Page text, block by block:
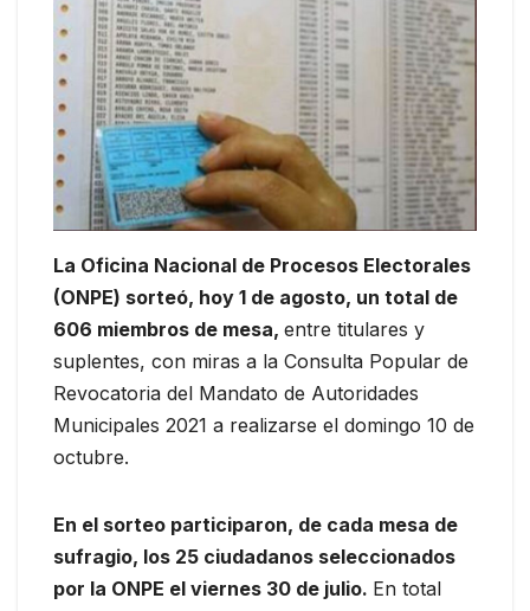
La Oficina Nacional de Procesos Electorales
(ONPE) sorteó, hoy 1 de agosto, un total de
606 miembros de mesa, entre titulares y
suplentes, con miras a la Consulta Popular de
Revocatoria del Mandato de Autoridades
Municipales 2021 a realizarse el domingo 10 de
octubre.
En el sorteo participaron, de cada mesa de
sufragio, los 25 ciudadanos seleccionados
por la ONPE el viernes 30 de julio. En total